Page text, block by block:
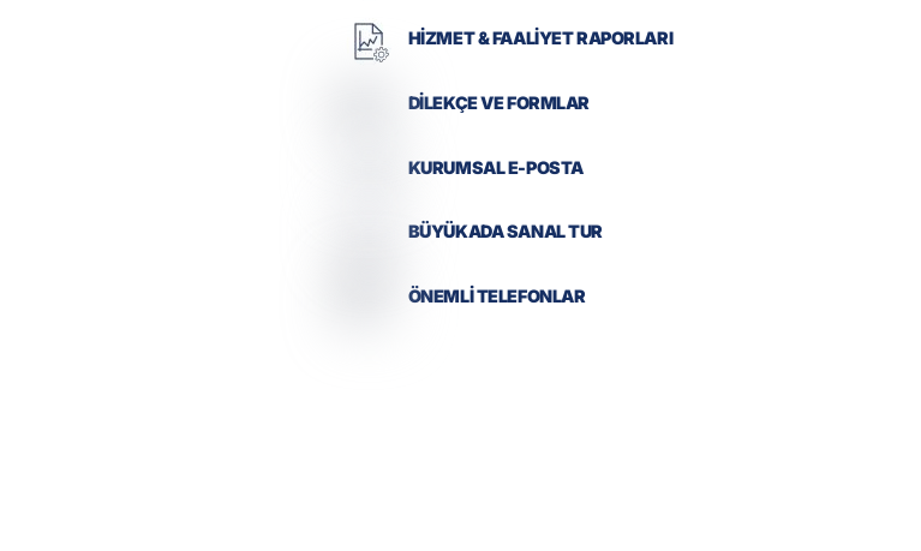
HİZMET & FAALİYET RAPORLARI
DİLEKÇE VE FORMLAR
KURUMSAL E-POSTA
BÜYÜKADA SANAL TUR
ÖNEMLİ TELEFONLAR